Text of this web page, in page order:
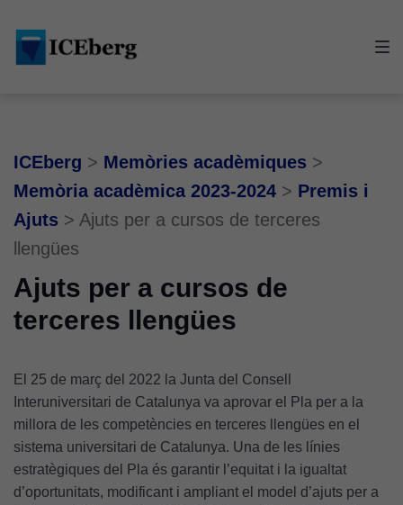
main
content
footer
ICEberg > Memòries acadèmiques >
Memòria acadèmica 2023-2024 > Premis i
Ajuts > Ajuts per a cursos de terceres
llengües
Ajuts per a cursos de
terceres llengües
El 25 de març del 2022 la Junta del Consell
Interuniversitari de Catalunya va aprovar el Pla per a la
millora de les competències en terceres llengües en el
sistema universitari de Catalunya. Una de les línies
estratègiques del Pla és garantir l’equitat i la igualtat
d’oportunitats, modificant i ampliant el model d’ajuts per a